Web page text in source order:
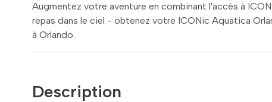
Augmentez votre aventure en combinant l'accès à
repas dans le ciel - obtenez votre ICONic Aquatica
à Orlando.
Description